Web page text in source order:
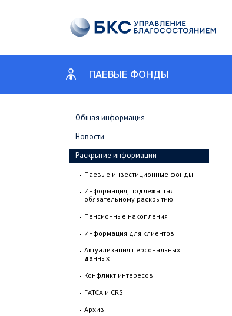
ПАЕВЫЕ ФОНДЫ
Общая информация
Новости
Раскрытие информации
Паевые инвестиционные фонды
Информация, подлежащая
обязательному раскрытию
Пенсионные накопления
Информация для клиентов
Актуализация персональных
данных
Конфликт интересов
FATCA и CRS
Архив